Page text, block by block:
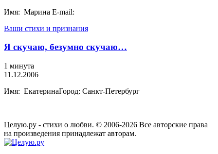
Имя: Марина E-mail:
Ваши стихи и признания
Я скучаю, безумно скучаю…
1 минута
11.12.2006
Имя: ЕкатеринаГород: Санкт-Петербург
Целую.ру - стихи о любви. © 2006-2026 Все авторские права
на произведения принадлежат авторам.